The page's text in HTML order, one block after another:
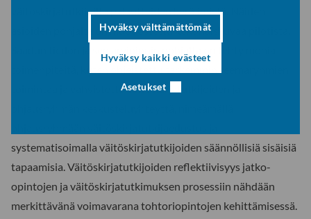
Hyväksy välttämättömät
Hyväksy kaikki evästeet
Asetukset
väitöskirjatutkijoilta palautteiden keräämistä. Näiden
asioiden pohjalta on muodostettu kokonaiskuvaa pilotista.
toimintaa ja vahvistettu väitöskirjatutkijoiden ja
systematisoimalla väitöskirjatutkijoiden säännöllisiä sisäisiä
tapaamisia. Väitöskirjatutkijoiden reflektiivisyys jatko-
opintojen ja väitöskirjatutkimuksen prosessiin nähdään
merkittävänä voimavarana tohtoriopintojen kehittämisessä.